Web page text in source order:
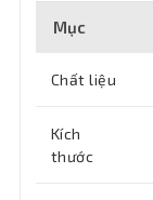
Mục
Chất liệu
Kích
thước